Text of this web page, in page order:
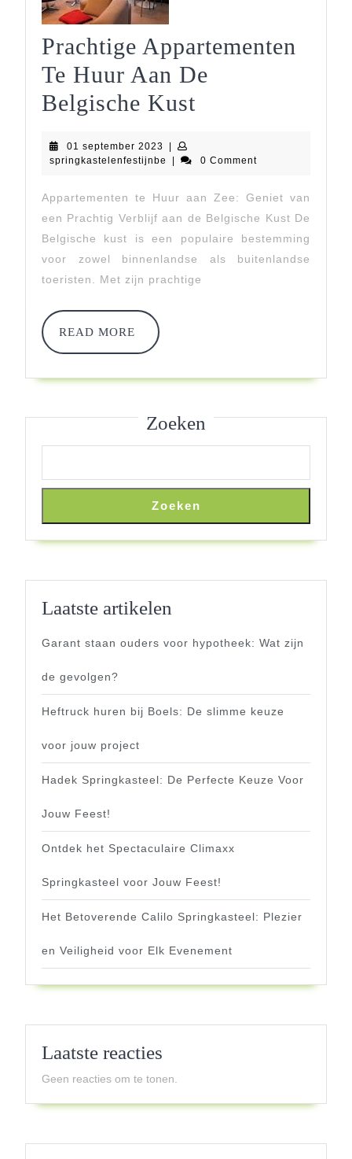
Prachtige Appartementen
Te Huur Aan De
Belgische Kust
Te
Huur
Aan
De
Belgische
01 september 2023 01
september
springkastelenfestijnbe springkastelenfestijnbe
0 Comment
Appartementen te Huur aan Zee: Geniet van
een Prachtig Verblijf aan de Belgische Kust De
Belgische kust is een populaire bestemming
voor zowel binnenlandse als buitenlandse
toeristen. Met zijn prachtige
READ MORE
READ
MORE
Zoeken
Zoeken
Laatste artikelen
Garant staan ouders voor hypotheek: Wat zijn
de gevolgen?
Heftruck huren bij Boels: De slimme keuze
voor jouw project
Hadek Springkasteel: De Perfecte Keuze Voor
Jouw Feest!
Ontdek het Spectaculaire Climaxx
Springkasteel voor Jouw Feest!
Het Betoverende Calilo Springkasteel: Plezier
en Veiligheid voor Elk Evenement
Laatste reacties
Geen reacties om te tonen.